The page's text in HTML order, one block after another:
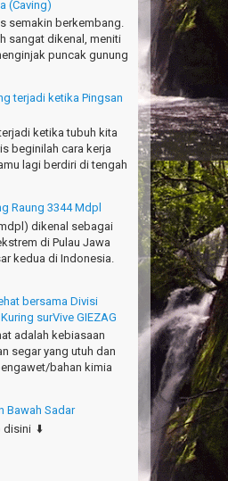
enjoy dan
う Arief
(Caving)
semakin berkembang.
sangat dikenal, meniti
puncak gunung
terjadi ketika Pingsan
ketika tubuh kita
beginilah cara kerja
lagi berdiri di tengah
Raung 3344 Mdpl
dikenal sebagai
di Pulau Jawa
kedua di Indonesia.
bersama Divisi
surVive GIEZAG
adalah kebiasaan
segar yang utuh dan
bahan kimia
Bawah Sadar
disini ⬇️